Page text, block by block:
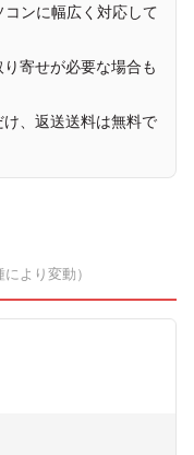
ンに幅広く対応して
寄せが必要な場合も
、返送送料は無料で
により変動）